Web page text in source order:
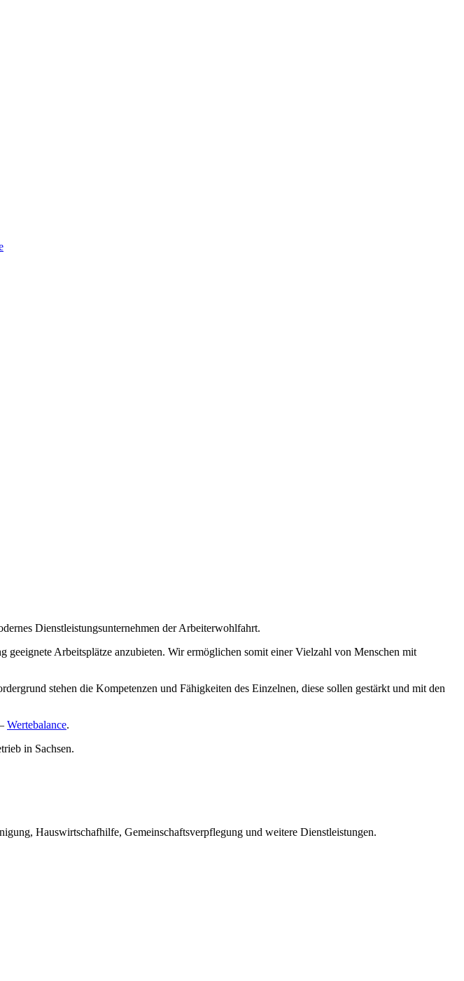
Dienstleistungsunternehmen der Arbeiterwohlfahrt.
Arbeitsplätze anzubieten. Wir ermöglichen somit einer Vielzahl von Menschen mit
stehen die Kompetenzen und Fähigkeiten des Einzelnen, diese sollen gestärkt und mit den
Wertebalance.
in Sachsen.
Hauswirtschafhilfe, Gemeinschaftsverpflegung und weitere Dienstleistungen.